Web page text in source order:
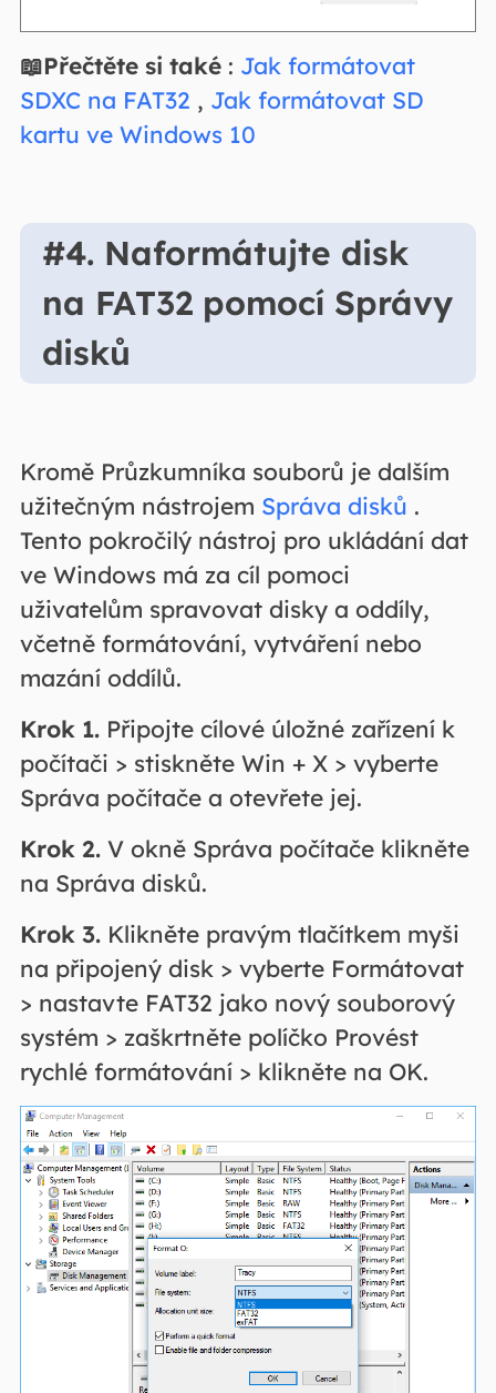
📖Přečtěte si také: Jak formátovat
SDXC na FAT32 , Jak formátovat SD
kartu ve Windows 10
#4. Naformátujte disk
na FAT32 pomocí Správy
disků
Kromě Průzkumníka souborů je dalším
užitečným nástrojem Správa disků .
Tento pokročilý nástroj pro ukládání dat
ve Windows má za cíl pomoci
uživatelům spravovat disky a oddíly,
včetně formátování, vytváření nebo
mazání oddílů.
Krok 1.Připojte cílové úložné zařízení k
počítači > stiskněte Win + X > vyberte
Správa počítače a otevřete jej.
Krok 2.V okně Správa počítače klikněte
na Správa disků.
Krok 3.Klikněte pravým tlačítkem myši
na připojený disk > vyberte Formátovat
> nastavte FAT32 jako nový souborový
systém > zaškrtněte políčko Provést
rychlé formátování > klikněte na OK.